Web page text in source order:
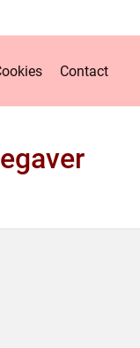
Contact